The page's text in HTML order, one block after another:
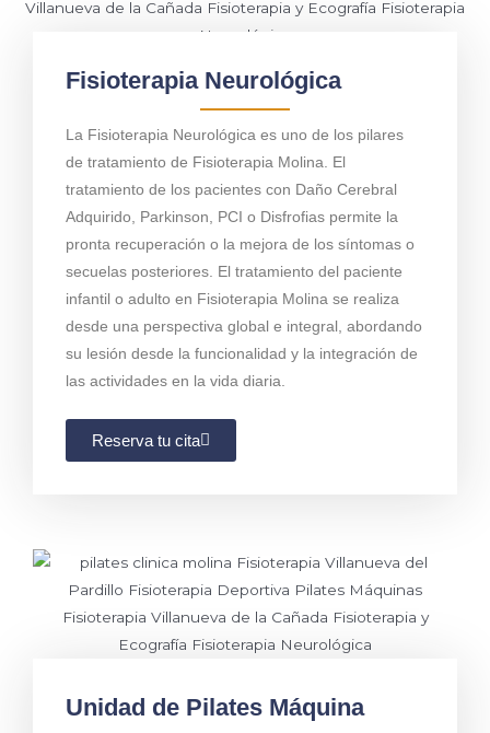
Fisioterapia Neurológica
La Fisioterapia Neurológica es uno de los pilares
de tratamiento de Fisioterapia Molina. El
tratamiento de los pacientes con Daño Cerebral
Adquirido, Parkinson, PCI o Disfrofias permite la
pronta recuperación o la mejora de los síntomas o
secuelas posteriores. El tratamiento del paciente
infantil o adulto en Fisioterapia Molina se realiza
desde una perspectiva global e integral, abordando
su lesión desde la funcionalidad y la integración de
las actividades en la vida diaria.
Reserva tu cita
Unidad de Pilates Máquina